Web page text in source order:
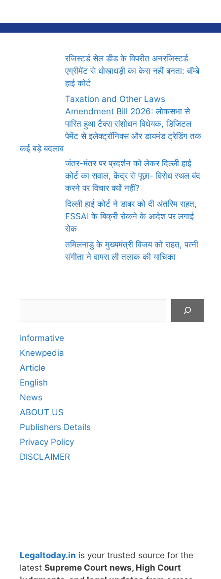
रजिस्टर्ड सेल डीड के विपरीत अनरजिस्टर्ड
एग्रीमेंट से धोखाधड़ी का केस नहीं बनता: बॉम्बे
हाई कोर्ट
Taxation and Other Laws
Amendment Bill 2026: लोकसभा से
पारित हुआ टैक्स संशोधन विधेयक, डिजिटल
पेमेंट से इलेक्ट्रॉनिक्स और डायमंड ट्रेडिंग तक
कई बड़े बदलाव
जंतर-मंतर पर प्रदर्शन को लेकर दिल्ली हाई
कोर्ट का सवाल, केंद्र से पूछा- विरोध स्थल बंद
करने पर विचार क्यों नहीं?
दिल्ली हाई कोर्ट ने डाबर को दी अंतरिम राहत,
FSSAI के बिक्री रोकने के आदेश पर लगाई
रोक
तमिलनाडु के मुख्यमंत्री विजय को राहत, पत्नी
संगीता ने वापस ली तलाक की याचिका
Informative
Knewpedia
Article
English
News
ABOUT US
Publishers Details
Privacy Policy
DISCLAIMER
Legaltoday.in is your trusted source for the
latest Supreme Court news, High Court